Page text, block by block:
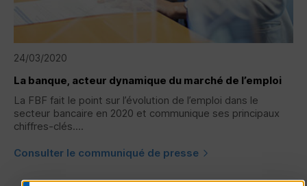
24/03/2020
La banque, acteur dynamique du marché de l’emploi
La FBF fait le point sur l’évolution de l’emploi dans le
secteur bancaire en 2020 et communique ses principaux
chiffres-clés....
Consulter le communiqué de presse